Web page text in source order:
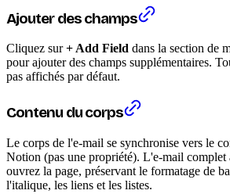
Ajouter des champs
Cliquez sur+ Add Field dans la section de
pour ajouter des champs supplémentaires.
pas affichés par défaut.
Contenu du corps
Le corps de l'e-mail se synchronise vers le
Notion (pas une propriété). L'e-mail complet
ouvrez la page, préservant le formatage de
l'italique, les liens et les listes.